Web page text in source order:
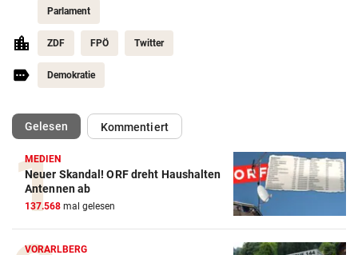
Parlament
ZDF FPÖ Twitter
Demokratie
Gelesen(ausgewählt)Kommentiert
MEDIEN
Neuer Skandal! ORF dreht Haushalten
Antennen ab
137.568 mal gelesen
VORARLBERG